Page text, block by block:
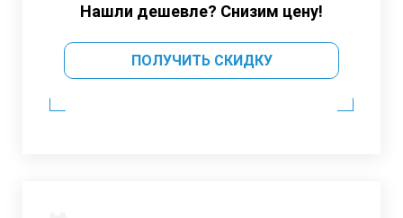
Нашли дешевле? Снизим цену!
ПОЛУЧИТЬ СКИДКУ